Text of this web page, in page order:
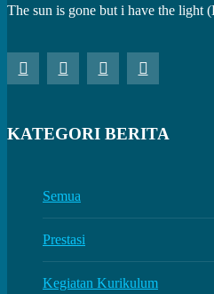
The sun is gone but i have the light
KATEGORI BERITA
Semua
Prestasi
Kegiatan Kurikulum